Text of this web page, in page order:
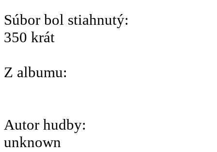
Súbor bol stiahnutý:
350 krát
Z albumu:
Autor hudby:
unknown